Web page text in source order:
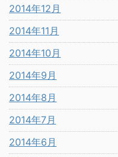
2014年12月
2014年11月
2014年10月
2014年9月
2014年8月
2014年7月
2014年6月